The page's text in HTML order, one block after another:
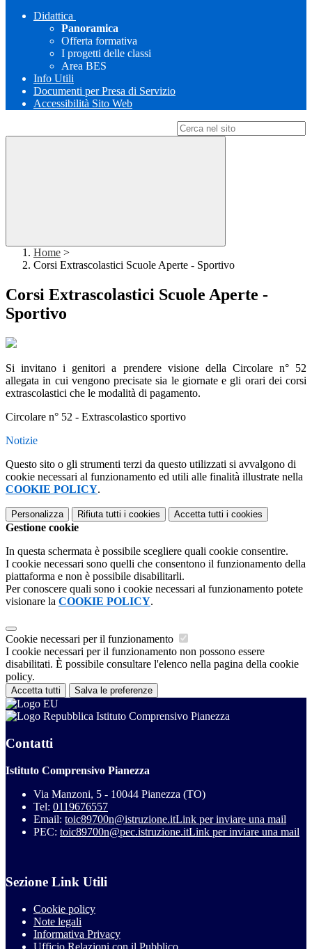
Didattica
Panoramica
Offerta formativa
I progetti delle classi
Area BES
Info Utili
Documenti per Presa di Servizio
Accessibilità Sito Web
Home >
Corsi Extrascolastici Scuole Aperte - Sportivo
Corsi Extrascolastici Scuole Aperte -
Sportivo
Si invitano i genitori a prendere visione della Circolare n° 52
allegata in cui vengono precisate sia le giornate e gli orari dei corsi
extrascolastici che le modalità di pagamento.
Circolare n° 52 - Extrascolastico sportivo
Notizie
Questo sito o gli strumenti terzi da questo utilizzati si avvalgono di
cookie necessari al funzionamento ed utili alle finalità illustrate nella
COOKIE POLICY.
Personalizza Rifiuta tutti i cookies Accetta tutti i cookies
Gestione cookie
In questa schermata è possibile scegliere quali cookie consentire.
I cookie necessari sono quelli che consentono il funzionamento della
piattaforma e non è possibile disabilitarli.
Per conoscere quali sono i cookie necessari al funzionamento potete
visionare la COOKIE POLICY.
Cookie necessari per il funzionamento
I cookie necessari per il funzionamento non possono essere
disabilitati. È possibile consultare l'elenco nella pagina della cookie
policy.
Accetta tutti Salva le preferenze
Istituto Comprensivo Pianezza
Contatti
Istituto Comprensivo Pianezza
Via Manzoni, 5 - 10044 Pianezza (TO)
Tel: 0119676557
Email: toic89700n@istruzione.itLink per inviare una mail
PEC: toic89700n@pec.istruzione.itLink per inviare una mail
Sezione Link Utili
Cookie policy
Note legali
Informativa Privacy
Ufficio Relazioni con il Pubblico